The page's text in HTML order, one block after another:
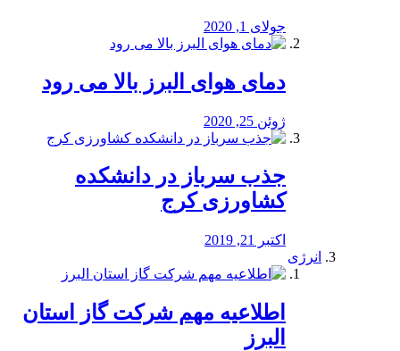
جولای 1, 2020
دمای هوای البرز بالا می رود
ژوئن 25, 2020
جذب سرباز در دانشکده
کشاورزی کرج
اکتبر 21, 2019
انرژی
️اطلاعیه مهم شرکت گاز استان
البرز